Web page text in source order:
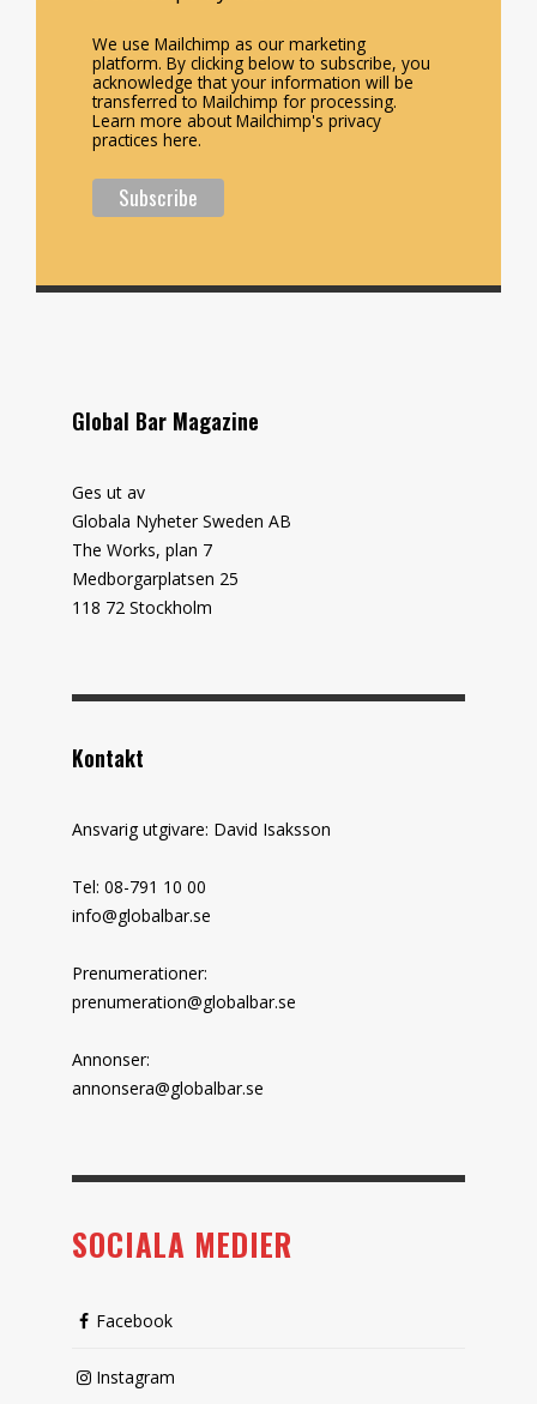
We use Mailchimp as our marketing
platform. By clicking below to subscribe, you
acknowledge that your information will be
transferred to Mailchimp for processing.
Learn more about Mailchimp's privacy
practices here.
Global Bar Magazine
Ges ut av
Globala Nyheter Sweden AB
The Works, plan 7
Medborgarplatsen 25
118 72 Stockholm
Kontakt
Ansvarig utgivare: David Isaksson
Tel: 08-791 10 00
info@globalbar.se
Prenumerationer:
prenumeration@globalbar.se
Annonser:
annonsera@globalbar.se
SOCIALA MEDIER
Facebook
Instagram